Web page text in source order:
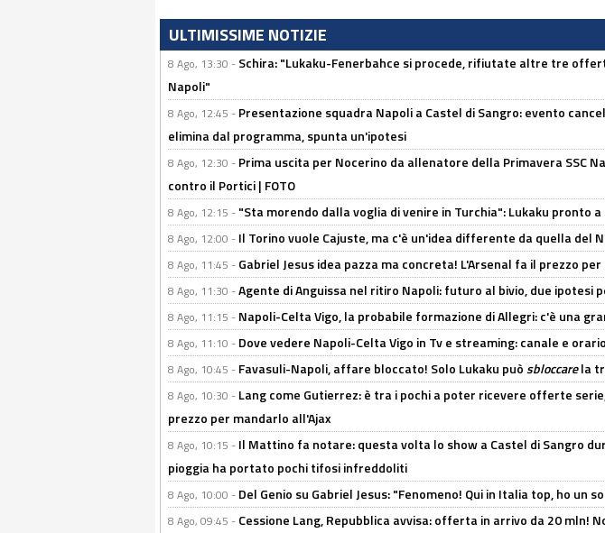
ULTIMISSIME NOTIZIE
8 Ago, 13:30 - Schira: "Lukaku-Fenerbahce si procede, rifiutate altre tre
Napoli"
8 Ago, 12:45 - Presentazione squadra Napoli a Castel di Sangro: evento
elimina dal programma, spunta un'ipotesi
8 Ago, 12:30 - Prima uscita per Nocerino da allenatore della Primavera SSC
contro il Portici | FOTO
8 Ago, 12:15 - "Sta morendo dalla voglia di venire in Turchia": Lukaku pronto
8 Ago, 12:00 - Il Torino vuole Cajuste, ma c'è un'idea differente da quella del
8 Ago, 11:45 - Gabriel Jesus idea pazza ma concreta! L'Arsenal fa il prezzo
8 Ago, 11:30 -Agente di Anguissa nel ritiro Napoli: futuro al bivio, due ipotesi
8 Ago, 11:15 - Napoli-Celta Vigo, la probabile formazione di Allegri: c'è una
8 Ago, 11:10 - Dove vedere Napoli-Celta Vigo in Tv e streaming: canale e orario
8 Ago, 10:45 - Favasuli-Napoli, affare bloccato! Solo Lukaku puòsbloccarela
8 Ago, 10:30 - Lang come Gutierrez: è tra i pochi a poter ricevere offerte
prezzo per mandarlo all'Ajax
8 Ago, 10:15 - Il Mattino fa notare: questa volta lo show a Castel di Sangro
pioggia ha portato pochi tifosi infreddoliti
8 Ago, 10:00 - Del Genio su Gabriel Jesus: "Fenomeno! Qui in Italia top, ho un
8 Ago, 09:45 - Cessione Lang, Repubblica avvisa: offerta in arrivo da 20 mln!